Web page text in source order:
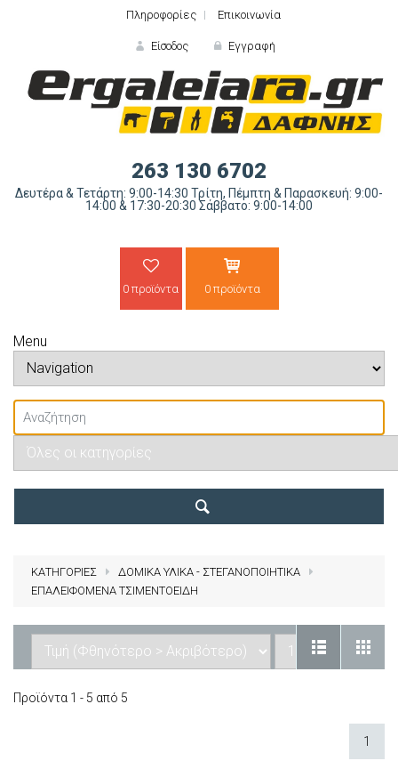
Πληροφορίες Επικοινωνία
Είσοδος
ΕΙΣΟΔΟΣ
Εγγραφή
263 130 6702
Δευτέρα & Τετάρτη: 9:00-14:30 Τρίτη, Πέμπτη & Παρασκευή: 9:00-
14:00 & 17:30-20:30 Σάββατο: 9:00-14:00
0 προϊόντα 0 προϊόντα
Menu
ΚΑΤΗΓΟΡΙΕΣ
ΔΟΜΙΚΑ ΥΛΙΚΑ - ΣΤΕΓΑΝΟΠΟΙΗΤΙΚΑ
ΕΠΑΛΕΙΦΟΜΕΝΑ ΤΣΙΜΕΝΤΟΕΙΔΗ
Προϊόντα 1 - 5 από 5
1